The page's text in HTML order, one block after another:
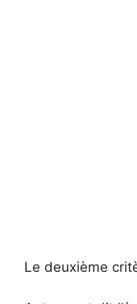
Le deuxième